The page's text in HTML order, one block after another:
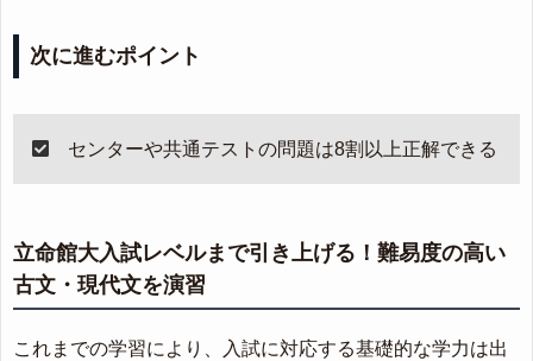
次に進むポイント
センターや共通テストの問題は8割以上正解できる
立命館大入試レベルまで引き上げる！難易度の高い
古文・現代文を演習
これまでの学習により、入試に対応する基礎的な学力は出